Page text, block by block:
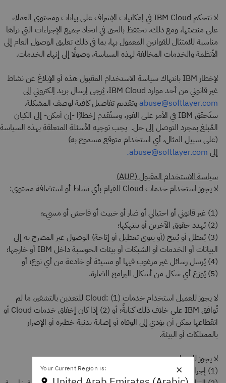
لا تتحكم IBM Cloud في إمكانيات الإشراف على بيانات ومحتوى العملاء
على منصتها، ومع ذلك، نحتفظ بالحق في اتخاذ جميع الإجراءات التي نراها
مناسبة للامتثال للقوانين المعمول بها، بما في ذلك تعليق الوصول العام إلى
الأنظمة والخدمات المخالفة لهذه السياسة، وصولًا إلى إنهاء الخدمات.
لإخطار IBM بانتهاك سياسة الاستخدام المقبول هذه أو الإبلاغ عن نشاط
غير قانوني من أحد موارد IBM Cloud، يُرجى إرسال بريد إلكتروني إلى
abuse@softlayer.com وتقديم تفاصيل كافية لوصف المشكلة.
ستُحقق IBM في الأمر على الفور، وستُقدم إخطارًا -إن أمكن- إلى الكيان
المُبلغ بمجرد التوصل إلى حل. يجب توجيه الأسئلة المتعلقة بهذه السياسة
(على سبيل المثال، أي استخدام متوقع مسموح به)
إلى abuse@softlayer.com
.
سياسة الاستخدام المقبول (AUP)
لا يجوز استخدام خدمات Cloud للقيام بأي نشاط أو استضافة محتوى:
(1) غير قانوني أو احتيالي أو ضار أو خبيث أو فاحش أو مسيء؛
(2) يُهدد حقوق الآخرين أو ينتهكها؛
(3) يُعطل أو يُتيح (أو ينوي تعطيل أو إتاحة) الوصول غير المصرح به إلى
البيانات أو الخدمات أو الشبكات أو بيئات الحوسبة داخل IBM أو خارجها؛
(4) يُرسل رسائل غير مرغوب فيها أو مسيئة أو خادعة من أي نوع؛ أو
(5) يُوزع أي شكل من أشكال البرامج الضارة.
لا يجوز للعميل استخدام خدمات Cloud: (1) للتعدين بالتشفير، ما لم
تُوافق IBM على خلاف ذلك كتابةً؛ أو (2) إذا كان إخفاق خدمات Cloud أو
انقطاعها يمكن أن يؤدي إلى الوفاة أو إصابة بدنية خطيرة أو الإضرار
بالممتلكات أو البيئة.
لا يجوز للعميل:
(1) إجراء هندسة عكسية لأي جزء من خدمة Cloud؛
×
Your Current Region is: